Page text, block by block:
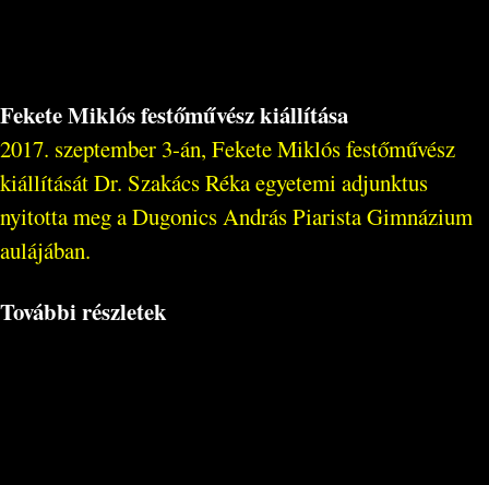
Fekete Miklós festőművész kiállítása
2017. szeptember 3-án, Fekete Miklós festőművész
kiállítását Dr. Szakács Réka egyetemi adjunktus
nyitotta meg a Dugonics András Piarista Gimnázium
aulájában.
További részletek